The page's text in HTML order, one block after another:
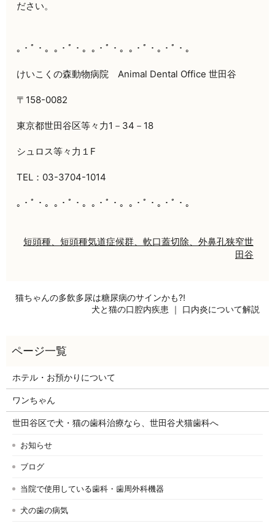
ださい。
｡・ﾟ・。｡・ﾟ・。｡・ﾟ・。｡・ﾟ・｡・ﾟ・。
けいこくの森動物病院Animal Dental Office 世田谷
〒 158-0082
東京都世田谷区等々力1 － 34 － 18
シュロス等々力１ F
TEL ： 03-3704-1014
｡・ﾟ・。｡・ﾟ・。｡・ﾟ・。｡・ﾟ・｡・ﾟ・。
短頭種、短頭種気道症候群、軟口蓋切除、外鼻孔狭窄世
田谷
猫ちゃんの多飲多尿は糖尿病のサインかも⁈
犬と猫の口腔内疾患 ｜ 口内炎について解説
ホテル・お預かりについて
ワンちゃん
世田谷区で犬・猫の歯科治療なら、世田谷犬猫歯科へ
お知らせ
ブログ
当院で使用している歯科・歯周外科機器
犬の歯の病気